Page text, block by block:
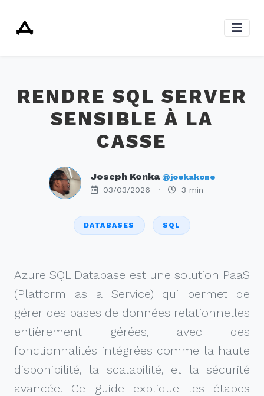
RENDRE SQL SERVER
SENSIBLE À LA
CASSE
Joseph Konka@joekakone
03/03/2026
· 3 min
DATABASES SQL
Azure SQL Database est une solution PaaS
(Platform as a Service) qui permet de
gérer des bases de données relationnelles
entièrement gérées, avec des
fonctionnalités intégrées comme la haute
disponibilité, la scalabilité, et la sécurité
avancée. Ce guide explique les étapes